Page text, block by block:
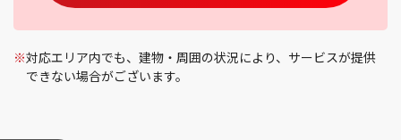
※対応エリア内でも、建物・周囲の状況により、サービスが提供
できない場合がございます。